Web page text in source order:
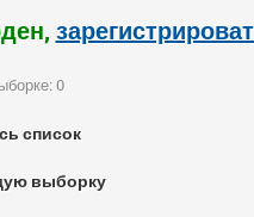
0
список
выборку